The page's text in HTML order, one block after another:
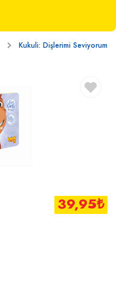
Kukuli: Dişlerimi Seviyorum
39,95₺